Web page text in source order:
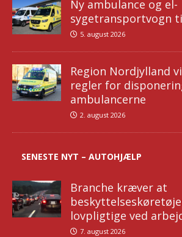
Ny ambulance og el-
sygetransportvogn
5. august 2026
Region Nordjylland
regler for
ambulancerne
2. august 2026
SENESTE NYT – AUTOHJÆLP
Branche kræver at
lovpligtige ved
7. august 2026